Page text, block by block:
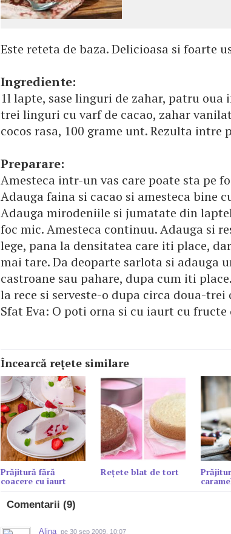
Este reteta de baza. Delicioasa si foarte
Ingrediente:
1l lapte, sase linguri de zahar, patru
trei linguri cu varf de cacao, zahar
cocos rasa, 100 grame unt. Rezulta intre
Preparare:
Amesteca intr-un vas care poate sta pe
Adauga faina si cacao si amesteca bine
Adauga mirodeniile si jumatate din
foc mic. Amesteca continuu. Adauga si
lege, pana la densitatea care iti place,
mai tare. Da deoparte sarlota si adauga
castroane sau pahare, dupa cum iti
la rece si serveste-o dupa circa doua-trei
Sfat Eva: O poti orna si cu iaurt cu
Încearcă reţete similare
Prăjitură fără
coacere cu iaurt
Reţete blat de tort
Comentarii (9)
Alina pe 30 sep 2009, 10:07